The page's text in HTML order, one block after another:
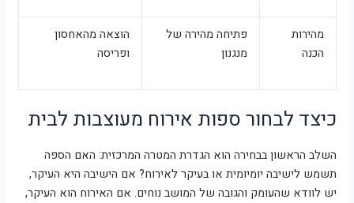
מהירות
הכנה
פתיחה מהירה של
מנגנון
הוצאה מהאחסון
ופריסה
כיצד לבחור ספות אירוח מעוצבות לבית
השלב הראשון בבחירה הוא הגדרת המטרה המרכזית: האם הספה
תשמש לישיבה יומיומית או בעיקר לאירוח? אם הישיבה היא העיקר,
יש לוודא שהעומק והגובה של המושב נוחים. אם האירוח הוא העיקר,